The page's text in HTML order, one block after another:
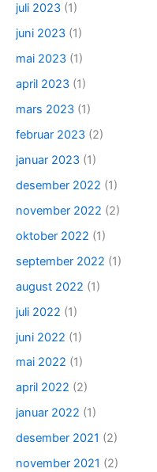
juli 2023 (1)
juni 2023 (1)
mai 2023 (1)
april 2023 (1)
mars 2023 (1)
februar 2023 (2)
januar 2023 (1)
desember 2022 (1)
november 2022 (2)
oktober 2022 (1)
september 2022 (1)
august 2022 (1)
juli 2022 (1)
juni 2022 (1)
mai 2022 (1)
april 2022 (2)
januar 2022 (1)
desember 2021 (2)
november 2021 (2)